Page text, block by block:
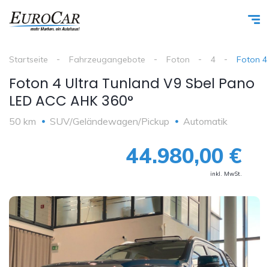
Startseite Fahrzeugangebote Foton 4 Foton 4
Foton 4 Ultra Tunland V9 Sbel Pano
LED ACC AHK 360°
50 km SUV/Geländewagen/Pickup Automatik
44.980,00 €
inkl. MwSt.